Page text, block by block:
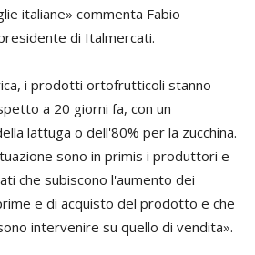
italiane» commenta Fabio
di Italmercati.
i prodotti ortofrutticoli stanno
a 20 giorni fa, con un
lattuga o dell'80% per la zucchina.
sono in primis i produttori e
che subiscono l'aumento dei
e di acquisto del prodotto e che
intervenire su quello di vendita».